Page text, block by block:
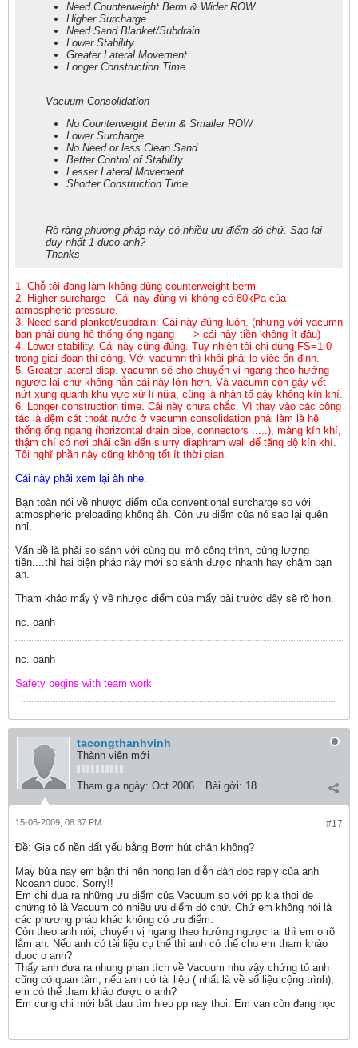
Need Counterweight Berm & Wider ROW
Higher Surcharge
Need Sand Blanket/Subdrain
Lower Stability
Greater Lateral Movement
Longer Construction Time
Vacuum Consolidation
No Counterweight Berm & Smaller ROW
Lower Surcharge
No Need or less Clean Sand
Better Control of Stability
Lesser Lateral Movement
Shorter Construction Time
Rõ ràng phương pháp này có nhiều ưu điểm đó chứ. Sao lại
duy nhất 1 duco anh?
Thanks
1. Chỗ tôi đang làm không dùng counterweight berm
2. Higher surcharge - Cái này đúng vì không có 80kPa của
atmospheric pressure.
3. Need sand planket/subdrain: Cái này đúng luôn. (nhưng với vacumn
bạn phải dùng hệ thống ống ngang -----> cái này tiền không ít đâu)
4. Lower stability. Cái này cũng đúng. Tuy nhiên tôi chỉ dùng FS=1.0
trong giai đoạn thi công. Với vacumn thì khỏi phải lo việc ổn định.
5. Greater lateral disp. vacumn sẽ cho chuyển vị ngang theo hướng
ngược lại chứ không hẳn cái này lớn hơn. Và vacumn còn gây vết
nứt xung quanh khu vực xử lí nữa, cũng là nhân tố gây không kín khí.
6. Longer construction time. Cái này chưa chắc. Vì thay vào các công
tác là đệm cát thoát nước ở vacumn consolidation phải làm là hệ
thống ống ngang (horizontal drain pipe, connectors .....), màng kín khí,
thậm chí có nơi phải cần đến slurry diaphram wall để tăng độ kín khí.
Tôi nghĩ phần này cũng không tốt ít thời gian.
Cái này phải xem lại àh nhe.
Bạn toàn nói về nhược điểm của conventional surcharge so với
atmospheric preloading không àh. Còn ưu điểm của nó sao lại quên
nhỉ.
Vấn đề là phải so sánh với cùng qui mô công trình, cùng lượng
tiền....thì hai biện pháp này mới so sánh được nhanh hay chậm bạn
ạh.
Tham khảo mấy ý về nhược điểm của mấy bài trước đây sẽ rõ hơn.
nc. oanh
nc. oanh
Safety begins with team work
tacongthanhvinh
Thành viên mới
Tham gia ngày: Oct 2006 Bài gởi: 18
#17
15-06-2009, 08:37 PM
Ðề: Gia cố nền đất yếu bằng Bơm hút chân không?
May bửa nay em bận thi nên hong len diễn đàn đọc reply của anh
Ncoanh duoc. Sorry!!
Em chi dua ra những ưu điểm của Vacuum so với pp kia thoi de
chứng tỏ là Vacuum có nhiều ưu điểm đó chứ. Chứ em không nói là
các phương pháp khác không có ưu điểm.
Còn theo anh nói, chuyển vị ngang theo hướng ngược lại thì em o rõ
lắm ạh. Nếu anh có tài liệu cụ thể thì anh có thể cho em tham khảo
duoc o anh?
Thấy anh đưa ra nhung phan tích về Vacuum nhu vậy chứng tỏ anh
cũng có quan tâm, nếu anh có tài liệu ( nhất là về số liệu cộng trình),
em có thể tham khảo được o anh?
Em cung chi mới bắt dau tìm hieu pp nay thoi. Em van còn đang học